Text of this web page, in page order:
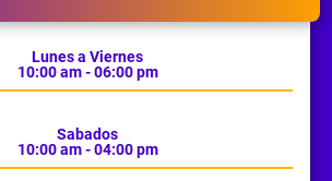
Lunes a Viernes
10:00 am - 06:00 pm
Sabados
10:00 am - 04:00 pm